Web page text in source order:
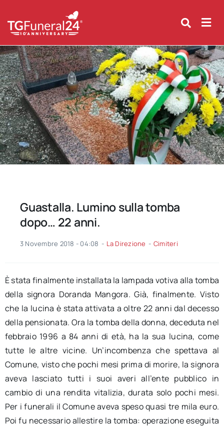
content
Guastalla. Lumino sulla tomba
dopo… 22 anni.
3 Novembre 2018 - 04:08 - La Direzione - Cimiteri
È stata finalmente installata la lampada votiva alla tomba
della signora Doranda Mangora. Già, finalmente. Visto
che la lucina è stata attivata a oltre 22 anni dal decesso
della pensionata. Ora la tomba della donna, deceduta nel
febbraio 1996 a 84 anni di età, ha la sua lucina, come
tutte le altre vicine. Un’incombenza che spettava al
Comune, visto che pochi mesi prima di morire, la signora
aveva lasciato tutti i suoi averi all’ente pubblico in
cambio di una rendita vitalizia, durata solo pochi mesi.
Per i funerali il Comune aveva speso quasi tre mila euro.
Poi fu necessario allestire la tomba: operazione eseguita